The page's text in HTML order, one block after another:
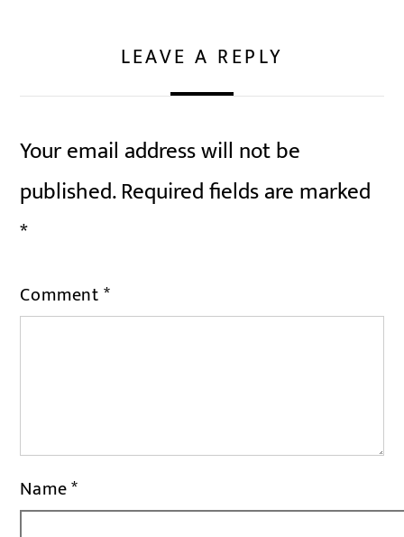
LEAVE A REPLY
Your email address will not be
published.Required fields are marked
*
Comment*
Name*